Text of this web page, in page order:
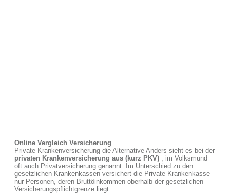
Online Vergleich Versicherung
Private Krankenversicherung die Alternative Anders sieht es bei der
privaten Krankenversicherung aus (kurz PKV) , im Volksmund
oft auch Privatversicherung genannt. Im Unterschied zu den
gesetzlichen Krankenkassen versichert die Private Krankenkasse
nur Personen, deren Bruttöinkommen oberhalb der gesetzlichen
Versicherungspflichtgrenze liegt.